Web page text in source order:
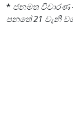
* ජනමත විචාරණ
පනතේ 21 වැනි